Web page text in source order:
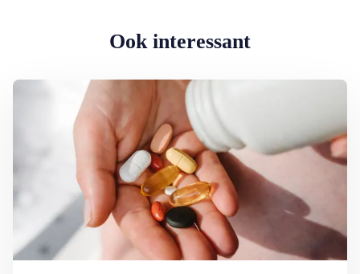
Ook interessant
Lees meer over Supplementen nemen: zin of onzin?